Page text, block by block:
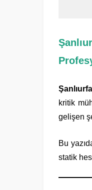
kritik
gelişen
Bu
statik